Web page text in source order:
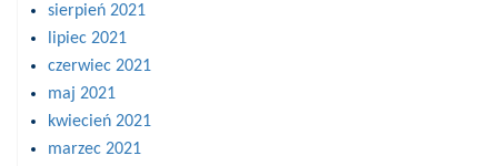
sierpień 2021
lipiec 2021
czerwiec 2021
maj 2021
kwiecień 2021
marzec 2021